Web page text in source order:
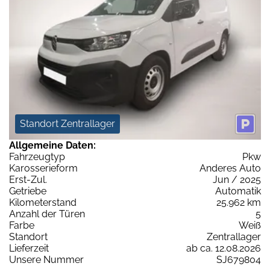
Standort Zentrallager
Allgemeine Daten:
Fahrzeugtyp
Pkw
Karosserieform
Anderes Auto
Erst-Zul.
Jun / 2025
Getriebe
Automatik
Kilometerstand
25.962 km
Anzahl der Türen
5
Farbe
Weiß
Standort
Zentrallager
Lieferzeit
ab ca. 12.08.2026
Unsere Nummer
SJ679804